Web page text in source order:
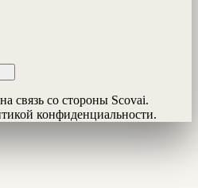
связь со стороны Scovai.
конфиденциальности.